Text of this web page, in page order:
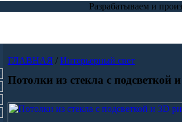
Разрабатываем и
ГЛАВНАЯ / Интерьерный свет
Потолки из стекла с подсветкой